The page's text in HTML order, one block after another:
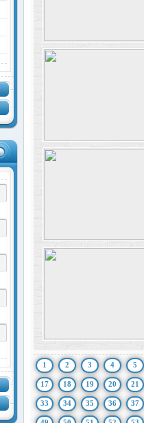
1 2 3 4 5
17 18 19 20 21
33 34 35 36 37